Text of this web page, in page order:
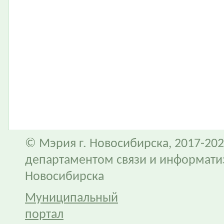
© Мэрия г. Новосибирска, 2017-
департаментом связи и
Новосибирска
Муниципальный
портал